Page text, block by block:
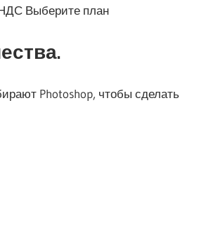
НДС Выберите план
Photoshop, чтобы сделать